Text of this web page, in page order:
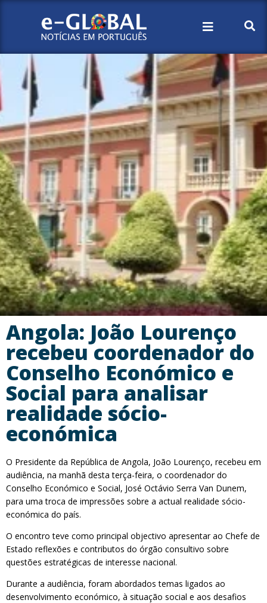
Angola: João Lourenço
recebeu coordenador do
Conselho Económico e
Social para analisar
realidade sócio-
económica
O Presidente da República de Angola, João Lourenço, recebeu em
audiência, na manhã desta terça-feira, o coordenador do
Conselho Económico e Social, José Octávio Serra Van Dunem,
para uma troca de impressões sobre a actual realidade sócio-
económica do país.
O encontro teve como principal objectivo apresentar ao Chefe de
Estado reflexões e contributos do órgão consultivo sobre
questões estratégicas de interesse nacional.
Durante a audiência, foram abordados temas ligados ao
desenvolvimento económico, à situação social e aos desafios